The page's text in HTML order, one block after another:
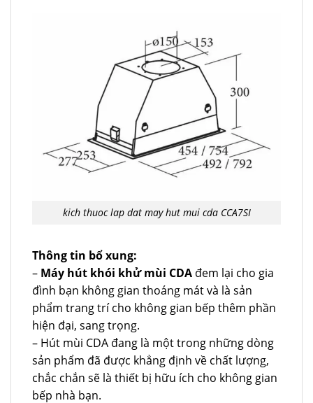
kich thuoc lap dat may hut mui cda CCA7SI
Thông tin bổ xung:
– Máy hút khói khử mùi CDA đem lại cho gia
đình bạn không gian thoáng mát và là sản
phẩm trang trí cho không gian bếp thêm phần
hiện đại, sang trọng.
– Hút mùi CDA đang là một trong những dòng
sản phẩm đã được khẳng định về chất lượng,
chắc chắn sẽ là thiết bị hữu ích cho không gian
bếp nhà bạn.